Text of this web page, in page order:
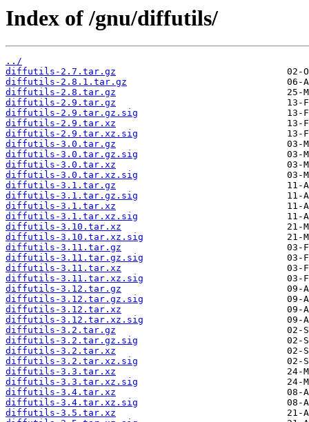
Index of /gnu/diffutils/
../
diffutils-2.7.tar.gz
diffutils-2.8.1.tar.gz
diffutils-2.8.tar.gz
diffutils-2.9.tar.gz
diffutils-2.9.tar.gz.sig
diffutils-2.9.tar.xz
diffutils-2.9.tar.xz.sig
diffutils-3.0.tar.gz
diffutils-3.0.tar.gz.sig
diffutils-3.0.tar.xz
diffutils-3.0.tar.xz.sig
diffutils-3.1.tar.gz
diffutils-3.1.tar.gz.sig
diffutils-3.1.tar.xz
diffutils-3.1.tar.xz.sig
diffutils-3.10.tar.xz
diffutils-3.10.tar.xz.sig
diffutils-3.11.tar.gz
diffutils-3.11.tar.gz.sig
diffutils-3.11.tar.xz
diffutils-3.11.tar.xz.sig
diffutils-3.12.tar.gz
diffutils-3.12.tar.gz.sig
diffutils-3.12.tar.xz
diffutils-3.12.tar.xz.sig
diffutils-3.2.tar.gz
diffutils-3.2.tar.gz.sig
diffutils-3.2.tar.xz
diffutils-3.2.tar.xz.sig
diffutils-3.3.tar.xz
diffutils-3.3.tar.xz.sig
diffutils-3.4.tar.xz
diffutils-3.4.tar.xz.sig
diffutils-3.5.tar.xz